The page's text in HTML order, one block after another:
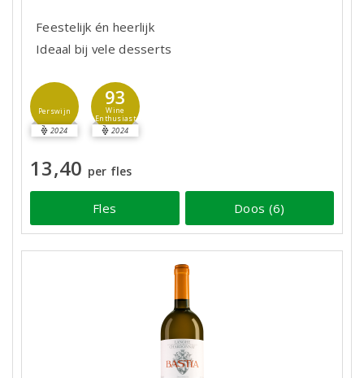
Feestelijk én heerlijk
Ideaal bij vele desserts
Perswijn
2024
93
Wine
Enthusiast
2024
13,40 per fles
Fles Doos (6)